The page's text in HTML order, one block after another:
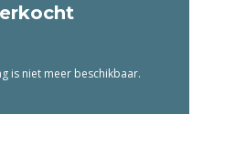
is niet meer beschikbaar.